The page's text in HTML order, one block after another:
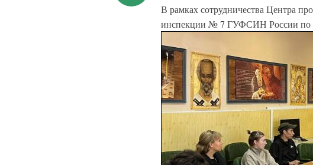
В рамках сотрудничества Центра
инспекции № 7 ГУФСИН России по